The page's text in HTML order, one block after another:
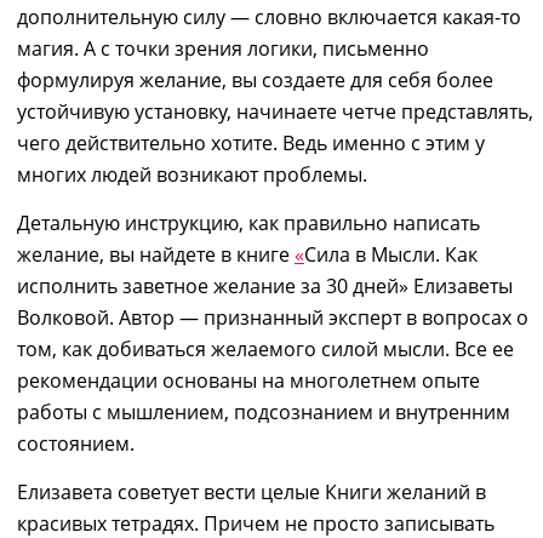
дополнительную силу— словно включается какая-то
магия. А с точки зрения логики, письменно
формулируя желание, вы создаете для себя более
устойчивую установку, начинаете четче представлять,
чего действительно хотите. Ведь именно с этим у
многих людей возникают проблемы.
Детальную инструкцию, как правильно написать
желание, вы найдете в книге«Сила в Мысли. Как
исполнить заветное желание за 30 дней» Елизаветы
Волковой. Автор — признанный эксперт в вопросах о
том, как добиваться желаемого силой мысли. Все ее
рекомендации основаны на многолетнем опыте
работы с мышлением, подсознанием и внутренним
состоянием.
Елизавета советует вести целые Книги желаний в
красивых тетрадях. Причем не просто записывать